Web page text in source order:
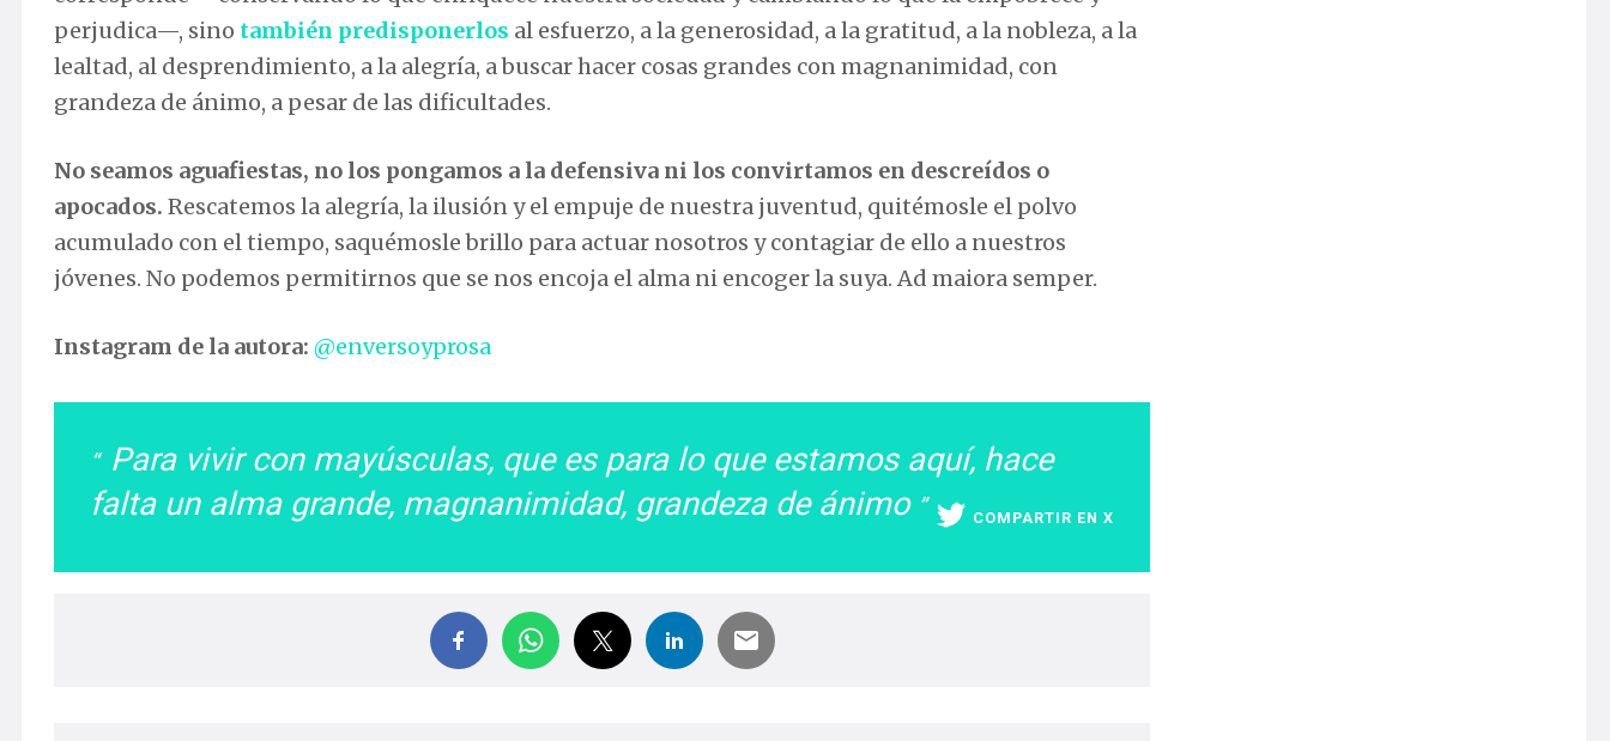
perjudica—, sino también predisponerlos al esfuerzo, a la generosidad, a la gratitud, a la nobleza, a la
lealtad, al desprendimiento, a la alegría, a buscar hacer cosas grandes con magnanimidad, con
grandeza de ánimo, a pesar de las dificultades.
No seamos aguafiestas, no los pongamos a la defensiva ni los convirtamos en descreídos o
apocados. Rescatemos la alegría, la ilusión y el empuje de nuestra juventud, quitémosle el polvo
acumulado con el tiempo, saquémosle brillo para actuar nosotros y contagiar de ello a nuestros
jóvenes. No podemos permitirnos que se nos encoja el alma ni encoger la suya. Ad maiora semper.
Instagram de la autora: @enversoyprosa
Para vivir con mayúsculas, que es para lo que estamos aquí, hace
falta un alma grande, magnanimidad, grandeza de ánimo
COMPARTIR EN X